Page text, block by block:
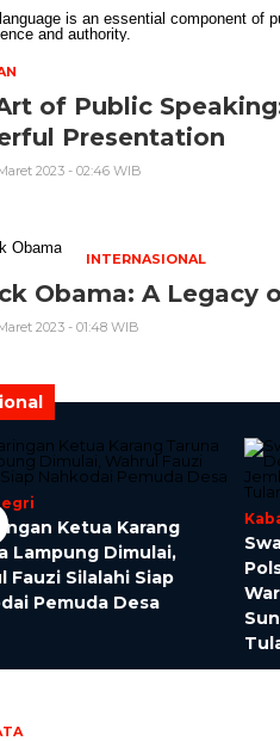
of Public
Presentation
2023 - 02:46 WIB
INTERNASIONAL
Obama: A Legacy
2023 - 01:48 WIB
Ketua Karang
Lampung Dimulai,
Fauzi Silalahi Siap
Pemuda Desa